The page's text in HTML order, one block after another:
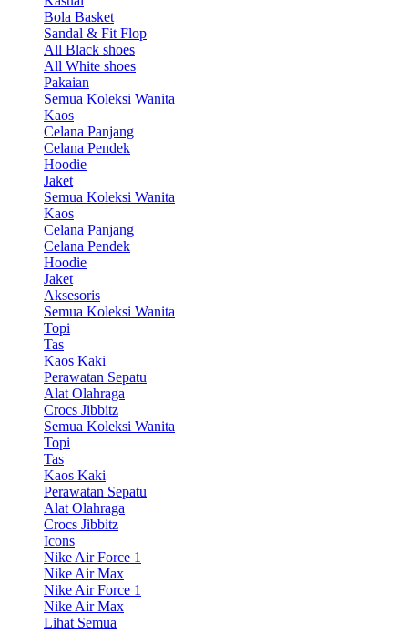
Bola Basket
Sandal & Fit Flop
All Black shoes
All White shoes
Pakaian
Semua Koleksi Wanita
Kaos
Celana Panjang
Celana Pendek
Hoodie
Jaket
Semua Koleksi Wanita
Kaos
Celana Panjang
Celana Pendek
Hoodie
Jaket
Aksesoris
Semua Koleksi Wanita
Topi
Tas
Kaos Kaki
Perawatan Sepatu
Alat Olahraga
Crocs Jibbitz
Semua Koleksi Wanita
Topi
Tas
Kaos Kaki
Perawatan Sepatu
Alat Olahraga
Crocs Jibbitz
Icons
Nike Air Force 1
Nike Air Max
Nike Air Force 1
Nike Air Max
Lihat Semua